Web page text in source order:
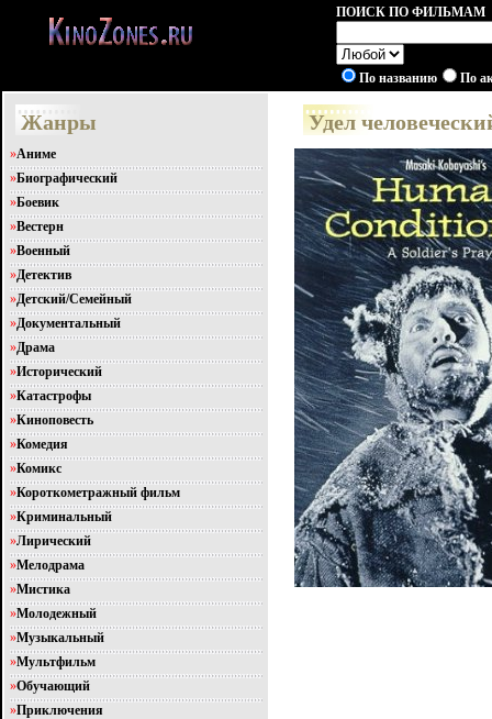
ПОИСК ПО ФИЛЬМАМ
По названию По
Жанры
»Аниме
»Биографический
»Боевик
»Вестерн
»Военный
»Детектив
»Детский/Семейный
»Документальный
»Драма
»Исторический
»Катастрофы
»Киноповесть
»Комедия
»Комикс
»Короткометражный фильм
»Криминальный
»Лирический
»Мелодрама
»Мистика
»Молодежный
»Музыкальный
»Мультфильм
»Обучающий
»Приключения
Удел